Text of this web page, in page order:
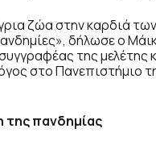
ζώα στην καρδιά
δήλωσε ο
της μελέτης
στο Πανεπιστήμιο
της πανδημίας